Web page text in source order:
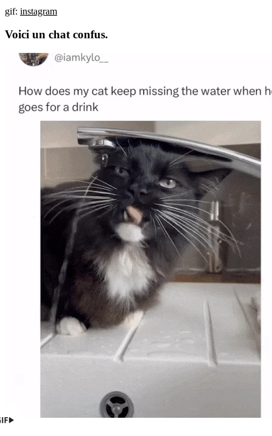
gif: instagram
Voici un chat confus.